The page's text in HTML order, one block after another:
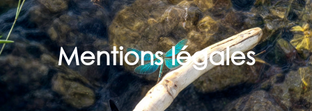
Mentions légales